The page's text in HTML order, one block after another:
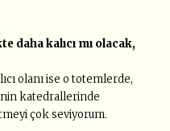
daha kalıcı mı olacak,
olanı ise o totemlerde,
katedrallerinde
çok seviyorum.